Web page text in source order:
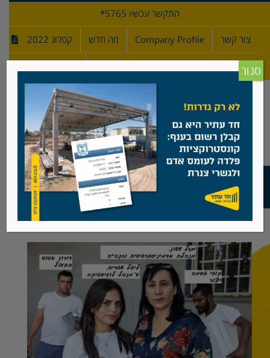
התקשר עכשיו 5765*
צור קשר Company Profile מה חדש קטלוג 2022
עובדי החברה
סגור